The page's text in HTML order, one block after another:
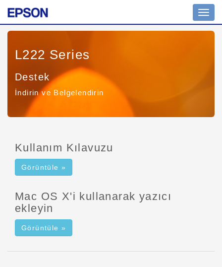
açın
L222 Series
Destek
İndirin ve Belgelendirin
Kullanım Kılavuzu
Görüntüle »
Mac OS X'i kullanarak yazıcı
ekleyin
Görüntüle »